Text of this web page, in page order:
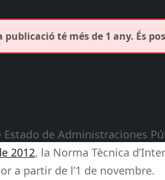
publicació té més de 1 any. És
Estado de Administraciones
2012, la Norma Tècnica
a partir de l’1 de novembre.